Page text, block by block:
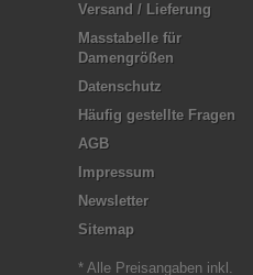
Versand / Lieferung
Masstabelle für
Damengrößen
Datenschutz
Häufig gestellte Fragen
AGB
Impressum
Newsletter
Sitemap
* Alle Preisangaben inkl.